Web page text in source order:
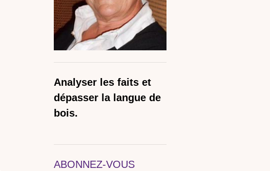
Analyser les faits et
dépasser la langue de
bois.
ABONNEZ-VOUS